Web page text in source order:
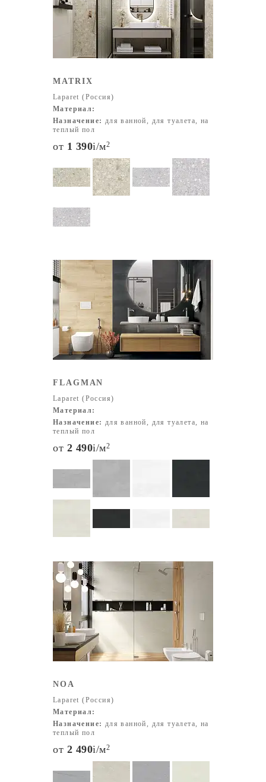
MATRIX
Laparet (Россия)
Материал:
Назначение: для ванной, для туалета, на
теплый пол
от 1 390i/м2
FLAGMAN
Laparet (Россия)
Материал:
Назначение: для ванной, для туалета, на
теплый пол
от 2 490i/м2
NOA
Laparet (Россия)
Материал:
Назначение: для ванной, для туалета, на
теплый пол
от 2 490i/м2